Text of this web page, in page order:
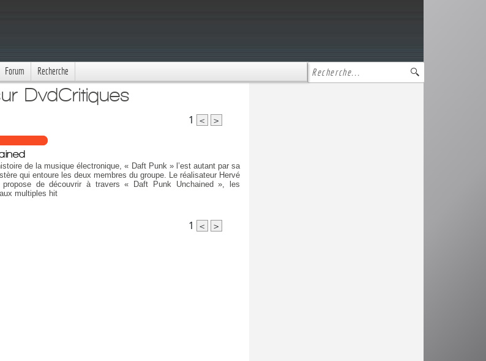
Forum Recherche
DvdCritiques
1 < >
de la musique électronique, « Daft Punk » l’est autant par sa
qui entoure les deux membres du groupe. Le réalisateur Hervé
propose de découvrir à travers « Daft Punk Unchained », les
multiples hit
1 < >